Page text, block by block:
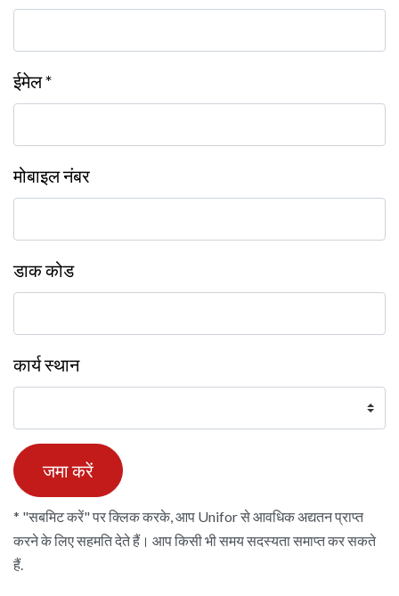
ईमेल *
मोबाइल नंबर
डाक कोड
कार्य स्थान
* "सबमिट करें" पर क्लिक करके, आप Unifor से आवधिक अद्यतन प्राप्त
करने के लिए सहमति देते हैं। आप किसी भी समयसदस्यता समाप्तकर सकते
हैं.